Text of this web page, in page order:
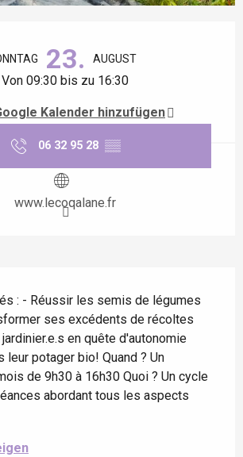
23. AUGUST
Von 09:30 bis zu 16:30
Kalender hinzufügen
06 32 95 28 ▒▒
www.lecoqalane.fr
: - Réussir les semis de légumes
ses excédents de récoltes
en quête d'autonomie
leur potager bio! Quand ? Un
de 9h30 à 16h30 Quoi ? Un cycle
abordant tous les aspects